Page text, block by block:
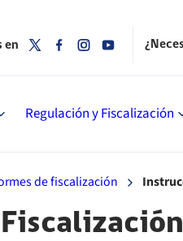
Regulación y Fiscalización
en
de fiscalización